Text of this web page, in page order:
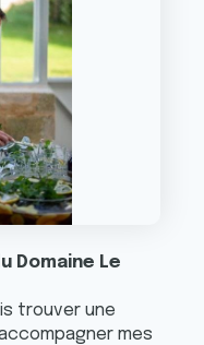
Domaine Le
trouver une
mes